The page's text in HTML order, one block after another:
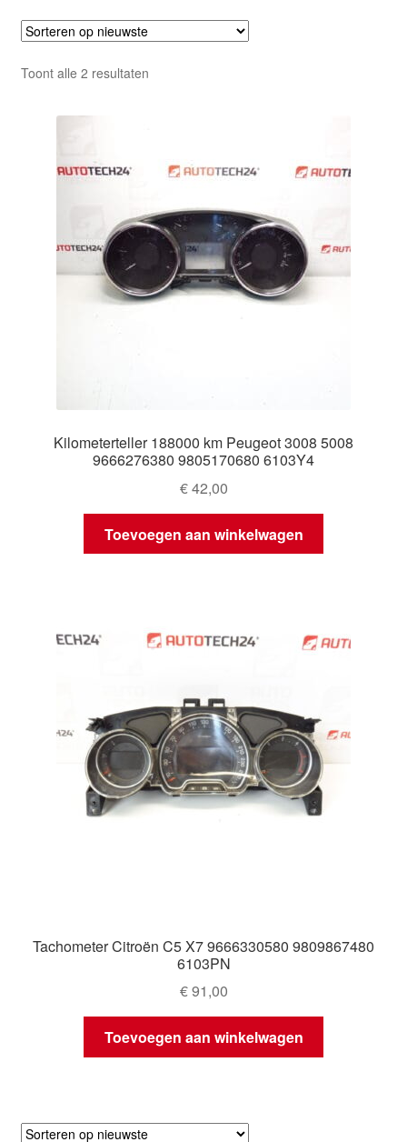
Toont alle 2 resultatenGesorteerd
Kilometerteller 188000 km Peugeot 3008 5008
9666276380 9805170680 6103Y4
€42,00
Toevoegen aan winkelwagen
Tachometer Citroën C5 X7 9666330580 9809867480
6103PN
€91,00
Toevoegen aan winkelwagen